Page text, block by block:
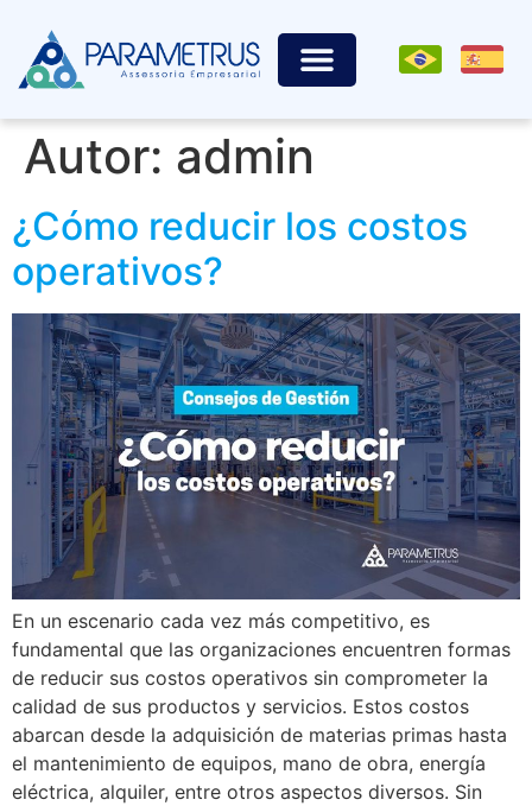
Autor: admin
¿Cómo reducir los costos
operativos?
En un escenario cada vez más competitivo, es
fundamental que las organizaciones encuentren formas
de reducir sus costos operativos sin comprometer la
calidad de sus productos y servicios. Estos costos
abarcan desde la adquisición de materias primas hasta
el mantenimiento de equipos, mano de obra, energía
eléctrica, alquiler, entre otros aspectos diversos. Sin